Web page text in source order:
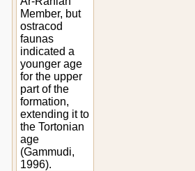
Member, but
ostracod
faunas
indicated a
younger age
for the upper
part of the
formation,
extending it to
the Tortonian
age
(Gammudi,
1996).